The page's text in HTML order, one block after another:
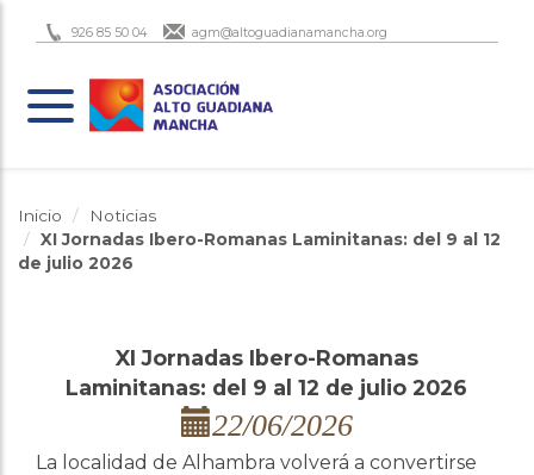
926 85 50 04 agm@altoguadianamancha.org
Inicio
Noticias
XI Jornadas Ibero-Romanas Laminitanas: del 9 al 12
de julio 2026
XI Jornadas Ibero-Romanas
Laminitanas: del 9 al 12 de julio 2026
22/06/2026
La localidad de Alhambra volverá a convertirse